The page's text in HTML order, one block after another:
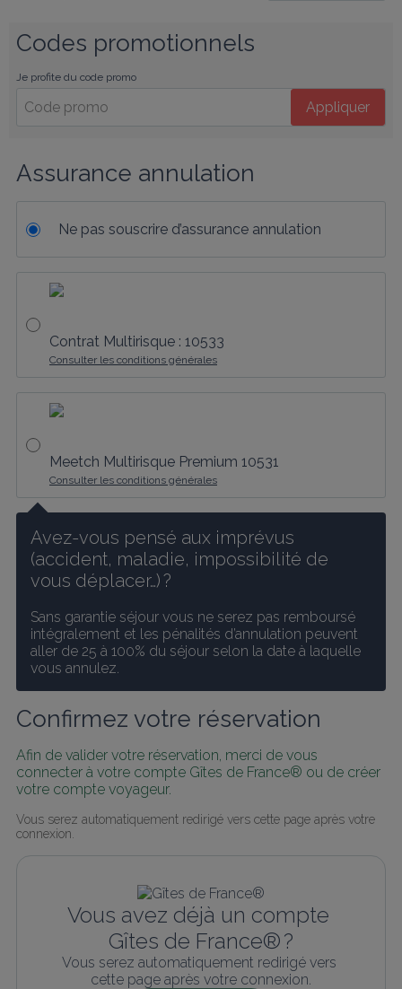
Codes promotionnels
Je profite du code promo
Appliquer
Assurance annulation
Ne pas souscrire d’assurance annulation
Contrat Multirisque : 10533
Consulter les conditions générales
Meetch Multirisque Premium 10531
Consulter les conditions générales
Avez-vous pensé aux imprévus
(accident, maladie, impossibilité de
vous déplacer…) ?
Sans garantie séjour vous ne serez pas remboursé
intégralement et les pénalités d’annulation peuvent
aller de 25 à 100% du séjour selon la date à laquelle
vous annulez.
Confirmez votre réservation
Afin de valider votre réservation, merci de vous
connecter à votre compte Gîtes de France® ou de créer
votre compte voyageur.
Vous serez automatiquement redirigé vers cette page après votre
connexion.
Vous avez déjà un compte
Gîtes de France® ?
Vous serez automatiquement redirigé vers
cette page après votre connexion.